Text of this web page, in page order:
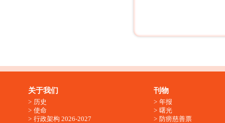
关于我们
历史
使命
行政架构 2026-2027
刊物
年报
曙光
防痨慈善票